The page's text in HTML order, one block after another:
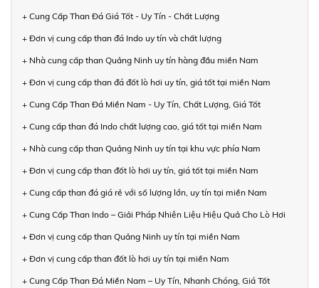
+ Cung Cấp Than Đá Giá Tốt - Uy Tín - Chất Lượng
+ Đơn vị cung cấp than đá Indo uy tín và chất lượng
+ Nhà cung cấp than Quảng Ninh uy tín hàng đầu miền Nam
+ Đơn vị cung cấp than đá đốt lò hơi uy tín, giá tốt tại miền Nam
+ Cung Cấp Than Đá Miền Nam - Uy Tín, Chất Lượng, Giá Tốt
+ Cung cấp than đá Indo chất lượng cao, giá tốt tại miền Nam
+ Nhà cung cấp than Quảng Ninh uy tín tại khu vực phía Nam
+ Đơn vị cung cấp than đốt lò hơi uy tín, giá tốt tại miền Nam
+ Cung cấp than đá giá rẻ với số lượng lớn, uy tín tại miền Nam
+ Cung Cấp Than Indo – Giải Pháp Nhiên Liệu Hiệu Quả Cho Lò Hơi
+ Đơn vị cung cấp than Quảng Ninh uy tín tại miền Nam
+ Đơn vị cung cấp than đốt lò hơi uy tín tại miền Nam
+ Cung Cấp Than Đá Miền Nam – Uy Tín, Nhanh Chóng, Giá Tốt